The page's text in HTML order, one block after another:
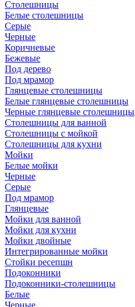
Столешницы
Белые столешницы
Серые
Черные
Коричневые
Бежевые
Под дерево
Под мрамор
Глянцевые столешницы
Белые глянцевые столешницы
Черные глянцевые столешницы
Столешницы для ванной
Столешницы с мойкой
Столешницы для кухни
Мойки
Белые мойки
Черные
Серые
Под мрамор
Глянцевые
Мойки для ванной
Мойки для кухни
Мойки двойные
Интегрированные мойки
Стойки ресепшн
Подоконники
Подоконники-столешницы
Белые
Черные